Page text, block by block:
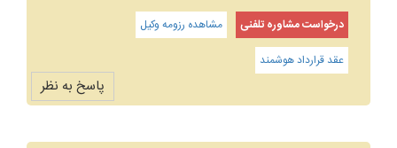
درخواست مشاوره تلفنی
مشاهده رزومه وکیل
عقد قرارداد هوشمند
پاسخ به نظر